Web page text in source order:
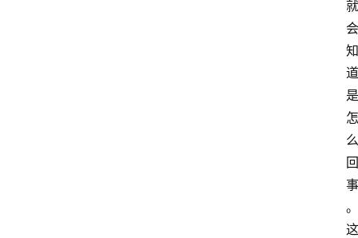
就
会
知
道
是
怎
么
回
事
。
这